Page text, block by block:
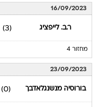
16/09/2023
ר.ב. לייפציג (3)
מחזור 4
23/09/2023
בורוסיה מנשנגלאדבך (0)